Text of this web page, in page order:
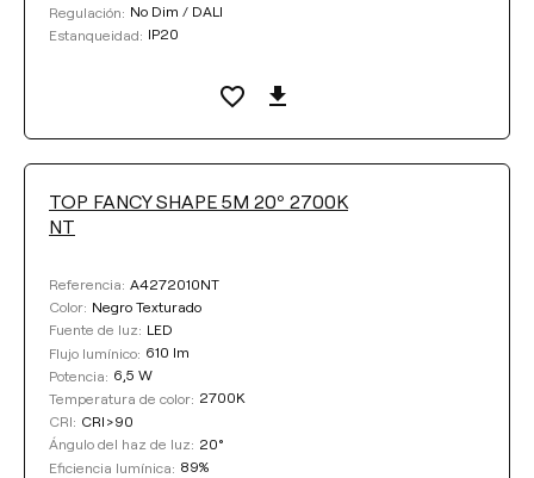
Regulación: No Dim / DALI
Estanqueidad: IP20
TOP FANCY SHAPE 5M 20º 2700K
NT
Referencia: A4272010NT
Color: Negro Texturado
Fuente de luz: LED
Flujo lumínico: 610 lm
Potencia: 6,5 W
Temperatura de color: 2700K
CRI: CRI>90
Ángulo del haz de luz: 20°
Eficiencia lumínica: 89%